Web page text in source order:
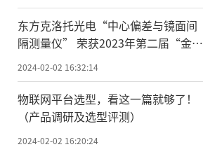
东方克洛托光电“中心偏差与镜面间
隔测量仪” 荣获2023年第二届“金燧
奖”中国光电仪器品牌榜银奖
2024-02-02 16:32:14
物联网平台选型，看这一篇就够了！
（产品调研及选型评测）
2024-02-02 16:20:24